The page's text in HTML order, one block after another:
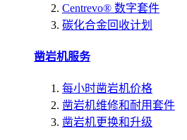
Centrevo® 数字套件
碳化合金回收计划
凿岩机服务
每小时凿岩机价格
凿岩机维修和耐用套件
凿岩机更换和升级